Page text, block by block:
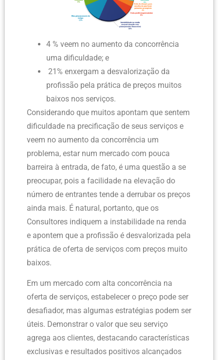
4 % veem no aumento da concorrência
uma dificuldade; e
21% enxergam a desvalorização da
profissão pela prática de preços muitos
baixos nos serviços.
Considerando que muitos apontam que sentem
dificuldade na precificação de seus serviços e
veem no aumento da concorrência um
problema, estar num mercado com pouca
barreira à entrada, de fato, é uma questão a se
preocupar, pois a facilidade na elevação do
número de entrantes tende a derrubar os preços
ainda mais. É natural, portanto, que os
Consultores indiquem a instabilidade na renda
e apontem que a profissão é desvalorizada pela
prática de oferta de serviços com preços muito
baixos.
Em um mercado com alta concorrência na
oferta de serviços, estabelecer o preço pode ser
desafiador, mas algumas estratégias podem ser
úteis. Demonstrar o valor que seu serviço
agrega aos clientes, destacando características
exclusivas e resultados positivos alcançados